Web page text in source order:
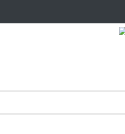
Crisis en el Mossad: Altos